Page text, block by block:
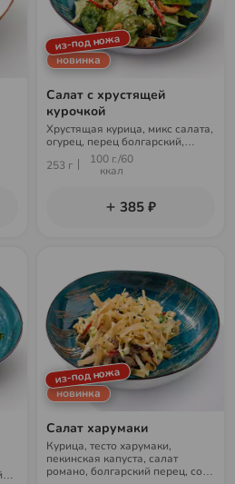
из-под ножа
новинка
Салат с хрустящей
курочкой
Хрустящая курица, микс салата,
огурец, перец болгарский,
красный лук, кунжут
253 г
100 г./60
ккал
385 ₽
из-под ножа
новинка
Салат харумаки
Курица, тесто харумаки,
пекинская капуста, салат
романо, болгарский перец, соус